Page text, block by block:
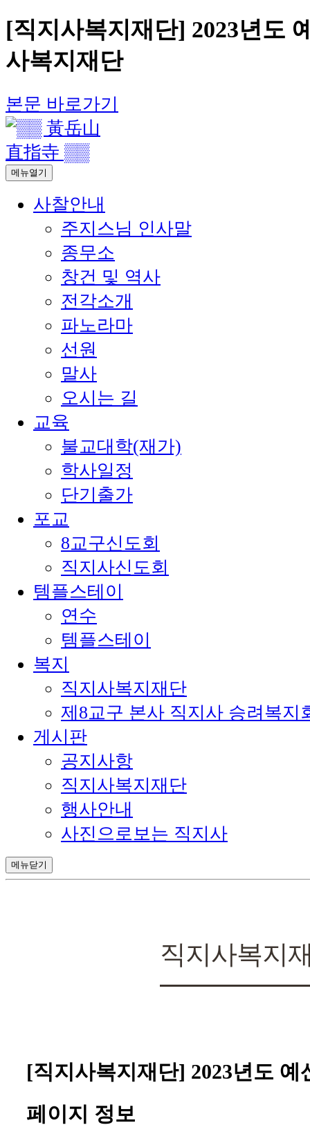
[직지사복지재단] 2023년도
사복지재단
본문 바로가기
메뉴열기
사찰안내
주지스님 인사말
종무소
창건 및 역사
전각소개
파노라마
선원
말사
오시는 길
교육
불교대학(재가)
학사일정
단기출가
포교
8교구신도회
직지사신도회
템플스테이
연수
템플스테이
복지
직지사복지재단
제8교구 본사 직지사 승려복지
게시판
공지사항
직지사복지재단
행사안내
사진으로보는 직지사
메뉴닫기
직지사복지
[직지사복지재단] 2023년도 예
페이지 정보